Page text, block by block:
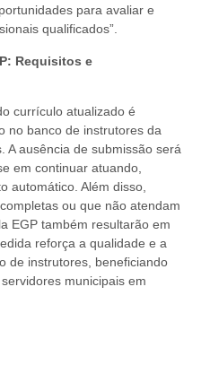
para avaliar e
qualificados”.
Requisitos e
currículo atualizado é
no banco de instrutores da
A ausência de submissão será
em continuar atuando,
automático. Além disso,
ou que não atendam
EGP também resultarão em
reforça a qualidade e a
de instrutores, beneficiando
municipais em